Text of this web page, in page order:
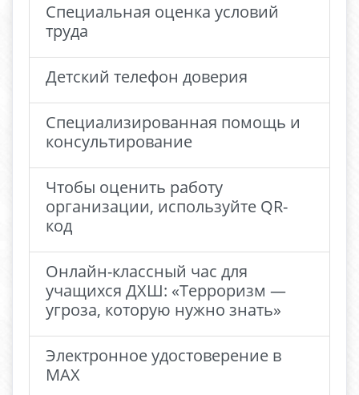
Специальная оценка условий
труда
Детский телефон доверия
Специализированная помощь и
консультирование
Чтобы оценить работу
организации, используйте QR-
код
Онлайн-классный час для
учащихся ДХШ: «Терроризм —
угроза, которую нужно знать»
Электронное удостоверение в
MAX